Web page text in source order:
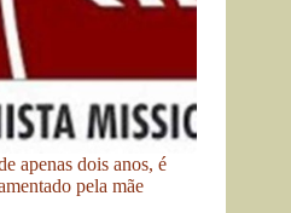
apenas dois anos, é
pela mãe